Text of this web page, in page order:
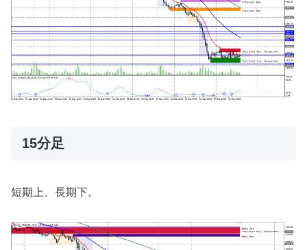
15分足
短期上、長期下。